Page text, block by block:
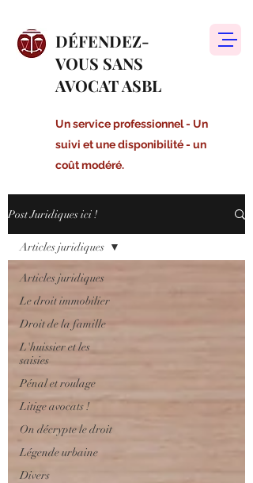
DÉFENDEZ-
VOUS SANS
AVOCAT ASBL
Un service professionnel - Un
suivi et une disponibilité - un
coût modéré.
Post Juridiques ici !
Articles juridiques
Le droit immobilier
Droit de la famille
L'huissier et les
saisies
Pénal et roulage
Litige avocats !
On décrypte le droit
Légende urbaine
Divers
Articles juridiques